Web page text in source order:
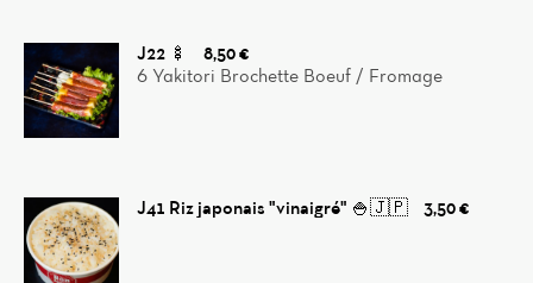
J22 🍢
8,50 €
6 Yakitori Brochette Boeuf / Fromage
J41 Riz japonais "vinaigré" 🍚🇯🇵 3,50 €